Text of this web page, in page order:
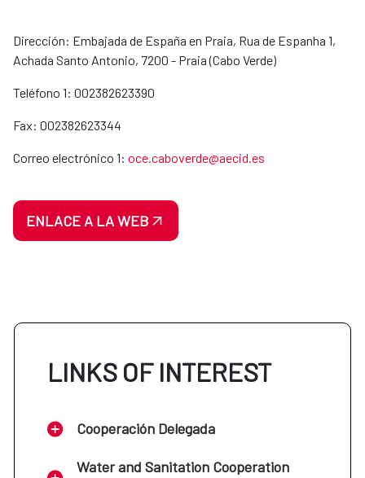
Dirección: Embajada de España en Praia, Rua de Espanha 1,
Achada Santo Antonio, 7200 - Praia (Cabo Verde)
Teléfono 1: 002382623390
Fax: 002382623344
Correo electrónico 1: oce.caboverde@aecid.es
ENLACE A LA WEB
LINKS OF INTEREST
Cooperación Delegada
Water and Sanitation Cooperation